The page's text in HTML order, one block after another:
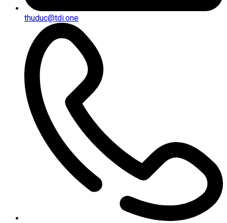
thuduc@tdi.one